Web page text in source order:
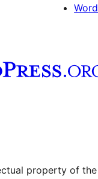
property of the